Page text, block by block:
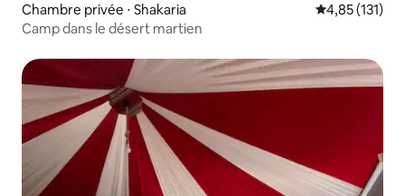
Chambre privée ⋅ Shakaria Évaluation
4,85 (131)
Camp dans le désert martien